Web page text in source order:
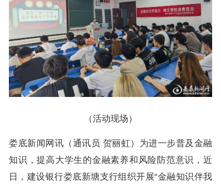
（活动现场）
娄底新闻网讯（通讯员 贺丽虹）为进一步普及金融
知识，提高大学生的金融素养和风险防范意识，近
日，建设银行娄底新塘支行组织开展“金融知识伴我